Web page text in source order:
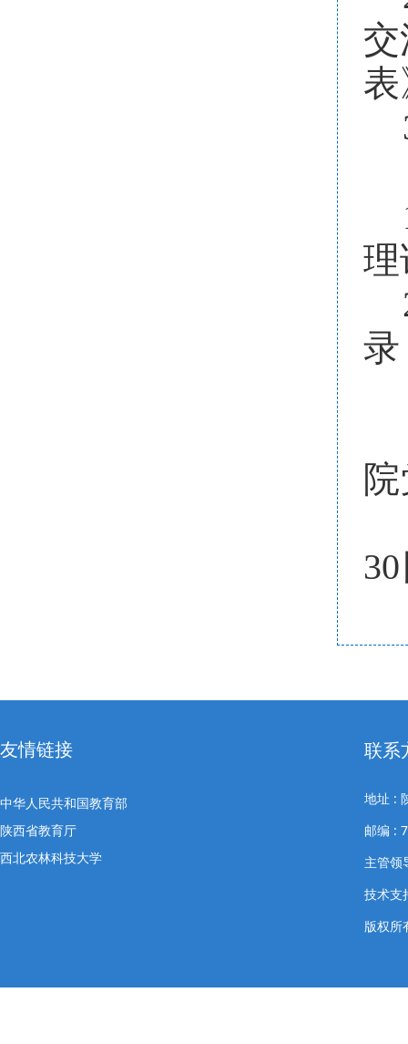
理
友情链接
中华人民共和国教育部
陕西省教育厅
西北农林科技大学
联系
地址 :
邮编 :
主管
技术支
版权